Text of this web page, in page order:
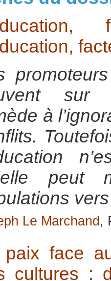
sur
à
peut
Le Marchand,
paix face
cultures :